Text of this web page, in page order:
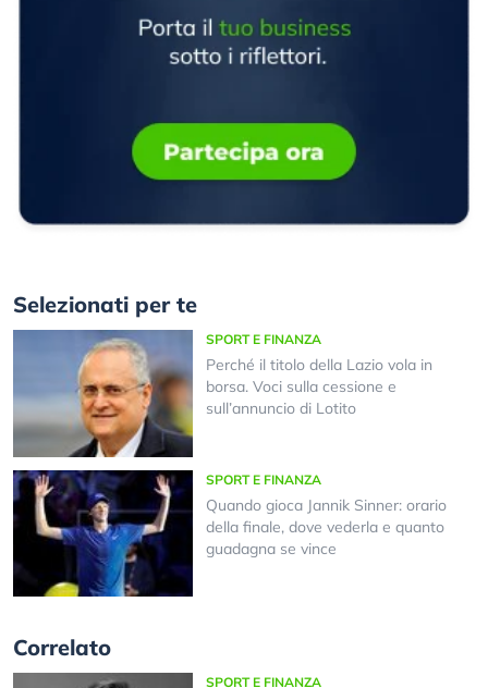
Selezionati per te
SPORT E FINANZA
Perché il titolo della Lazio vola in
borsa. Voci sulla cessione e
sull’annuncio di Lotito
SPORT E FINANZA
Quando gioca Jannik Sinner: orario
della finale, dove vederla e quanto
guadagna se vince
Correlato
SPORT E FINANZA